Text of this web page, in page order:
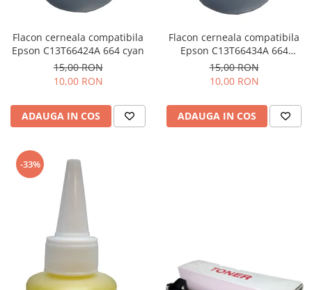
Flacon cerneala compatibila
Epson C13T66424A 664 cyan
15,00 RON
10,00 RON
ADAUGA IN COS
Flacon cerneala compatibila
Epson C13T66434A 664
magenta
15,00 RON
10,00 RON
ADAUGA IN COS
-33%